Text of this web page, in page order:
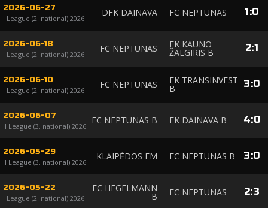
2026-06-27
I League (2. national) 2026
DFK DAINAVA FC NEPTŪNAS 1:0
2026-06-18
I League (2. national) 2026
FC NEPTŪNAS FK KAUNO
ŽALGIRIS B 2:1
2026-06-10
I League (2. national) 2026
FC NEPTŪNAS FK TRANSINVEST
B 3:0
2026-06-07
II League (3. national) 2026
FC NEPTŪNAS B FK DAINAVA B 4:0
2026-05-29
II League (3. national) 2026
KLAIPĖDOS FM FC NEPTŪNAS B 3:0
2026-05-22
I League (2. national) 2026
FC HEGELMANN
B FC NEPTŪNAS 2:3